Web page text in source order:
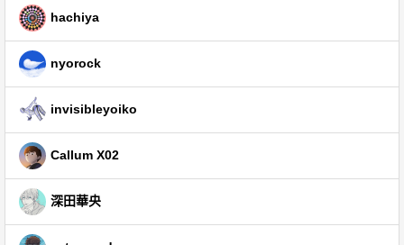
hachiya
nyorock
invisibleyoiko
Callum X02
深田華央